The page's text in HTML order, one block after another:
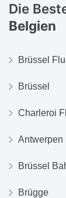
Die
Belgien
Brüssel
Brüssel
Charleroi
Antwerpen
Brüssel
Brügge